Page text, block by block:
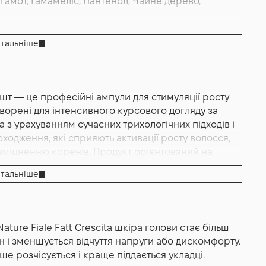
догляд
— це професійні ампули для стимуляції росту
для інтенсивного курсового догляду за
сучасних трихологічних підходів і
які сприяють активації росту волосся,
коренів. Продукт орієнтований на
з наслідками ослаблення волосся, а й
точне дозування і зручність застосування, а
відновлення.
Fiale Fatt Crescita шкіра голови стає більш
зменшується відчуття напруги або дискомфорту.
розчісується і краще піддається укладці.